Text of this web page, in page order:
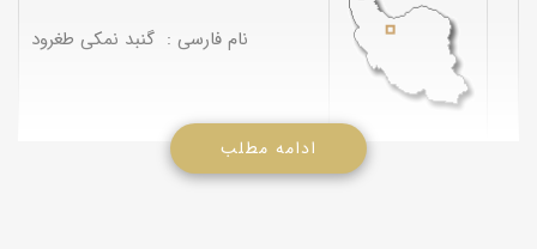
ادامه مطلب